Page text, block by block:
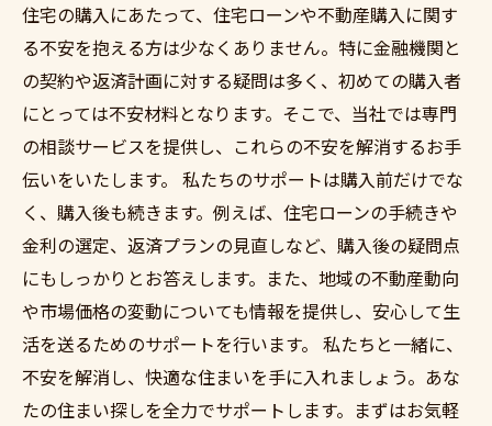
住宅の購入にあたって、住宅ローンや不動産購入に関す
る不安を抱える方は少なくありません。特に金融機関と
の契約や返済計画に対する疑問は多く、初めての購入者
にとっては不安材料となります。そこで、当社では専門
の相談サービスを提供し、これらの不安を解消するお手
伝いをいたします。 私たちのサポートは購入前だけでな
く、購入後も続きます。例えば、住宅ローンの手続きや
金利の選定、返済プランの見直しなど、購入後の疑問点
にもしっかりとお答えします。また、地域の不動産動向
や市場価格の変動についても情報を提供し、安心して生
活を送るためのサポートを行います。 私たちと一緒に、
不安を解消し、快適な住まいを手に入れましょう。あな
たの住まい探しを全力でサポートします。まずはお気軽